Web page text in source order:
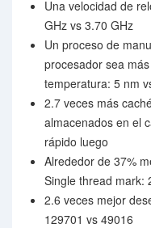
Una velocidad de
GHz vs 3.70 GHz
Un proceso de
procesador sea
temperatura: 5 nm
2.7 veces más
almacenados en el
rápido luego
Alrededor de 37%
Single thread mark:
2.6 veces mejor
129701 vs 49016